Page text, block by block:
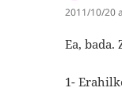
2011/10/20
Ea,
1-